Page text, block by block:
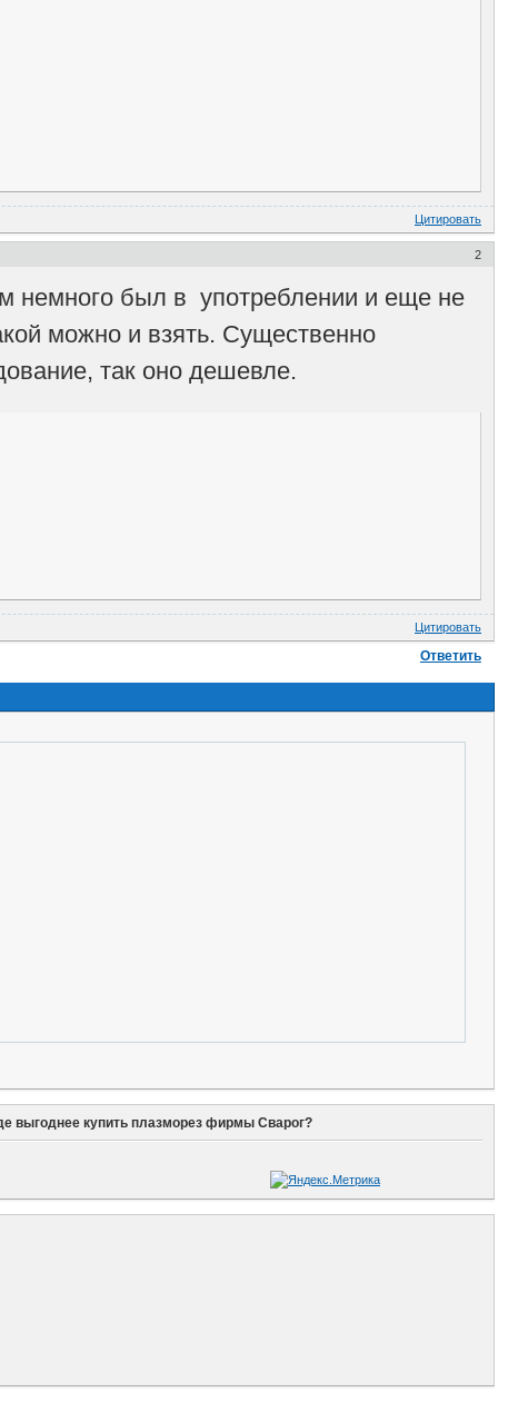
Цитировать
2
немного был в употреблении и еще не
можно и взять. Существенно
так оно дешевле.
Цитировать
Ответить
выгоднее купить плазморез фирмы Сварог?